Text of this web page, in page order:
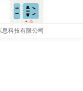
息科技有限公司